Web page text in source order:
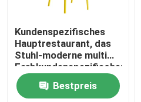
Hauptraum-Möbel
Wohnzimmer-Möbel
Kundenspezifisches
Hauptrestaurant, das
Stuhl-moderne multi
Farbkundenspezifischen
Plastikstuhl speist
Bestpreis